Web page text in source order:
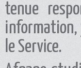
tenue
information,
le Service.